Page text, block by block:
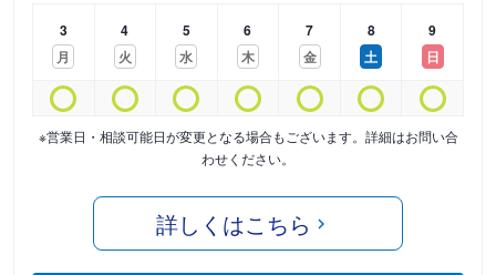
3
月
4
火
5
水
6
木
7
金
8
土
9
日
※営業日・相談可能日が変更となる場合もございます。詳細はお問い合
わせください。
詳しくはこちら